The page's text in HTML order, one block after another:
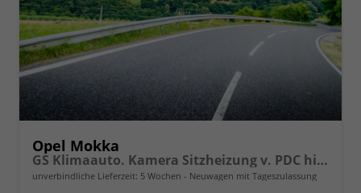
Opel Mokka
GS Klimaauto. Kamera Sitzheizung v. PDC hinten 17 Zoll LM
unverbindliche Lieferzeit: 5 Wochen Neuwagen mit Tageszulassung